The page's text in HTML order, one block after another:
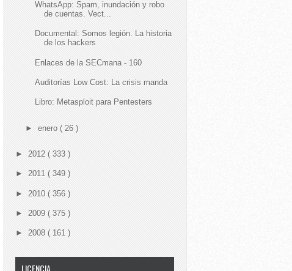
WhatsApp: Spam, inundación y robo
de cuentas. Vect...
Documental: Somos legión. La historia
de los hackers
Enlaces de la SECmana - 160
Auditorías Low Cost: La crisis manda
Libro: Metasploit para Pentesters
► enero ( 26 )
► 2012 ( 333 )
► 2011 ( 349 )
► 2010 ( 356 )
► 2009 ( 375 )
► 2008 ( 161 )
LICENCIA